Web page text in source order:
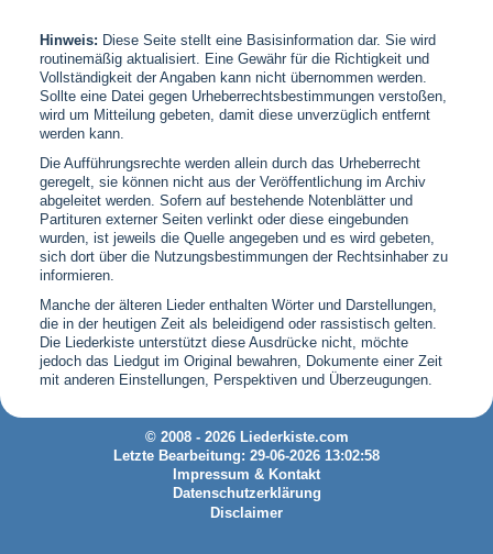
Hinweis: Diese Seite stellt eine Basisinformation dar. Sie wird
routinemäßig aktualisiert. Eine Gewähr für die Richtigkeit und
Vollständigkeit der Angaben kann nicht übernommen werden.
Sollte eine Datei gegen Urheberrechtsbestimmungen verstoßen,
wird um Mitteilung gebeten, damit diese unverzüglich entfernt
werden kann.
Die Aufführungsrechte werden allein durch das Urheberrecht
geregelt, sie können nicht aus der Veröffentlichung im Archiv
abgeleitet werden. Sofern auf bestehende Notenblätter und
Partituren externer Seiten verlinkt oder diese eingebunden
wurden, ist jeweils die Quelle angegeben und es wird gebeten,
sich dort über die Nutzungsbestimmungen der Rechtsinhaber zu
informieren.
Manche der älteren Lieder enthalten Wörter und Darstellungen,
die in der heutigen Zeit als beleidigend oder rassistisch gelten.
Die Liederkiste unterstützt diese Ausdrücke nicht, möchte
jedoch das Liedgut im Original bewahren, Dokumente einer Zeit
mit anderen Einstellungen, Perspektiven und Überzeugungen.
© 2008 - 2026 Liederkiste.com
Letzte Bearbeitung: 29-06-2026 13:02:58
Impressum & Kontakt
Datenschutzerklärung
Disclaimer